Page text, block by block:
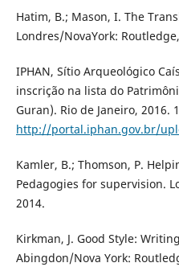
Hatim, B.; Mason, I. The
Londres/NovaYork:
IPHAN, Sítio Arqueológico
inscrição na lista do
Guran). Rio de Janeiro, 2016.
http://portal.iphan.gov.br/
Kamler, B.; Thomson, P.
Pedagogies for supervision.
2014.
Kirkman, J. Good Style:
Abingdon/Nova York: